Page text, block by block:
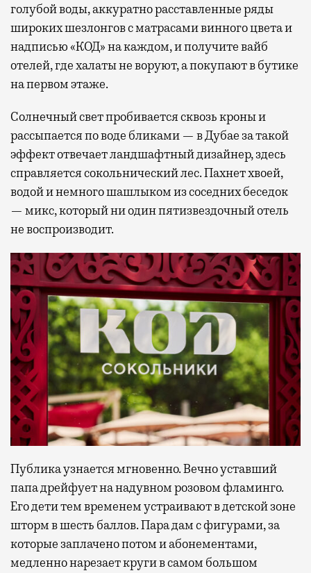
голубой воды, аккуратно расставленные ряды
широких шезлонгов с матрасами винного цвета и
надписью «КОД» на каждом, и получите вайб
отелей, где халаты не воруют, а покупают в бутике
на первом этаже.
Солнечный свет пробивается сквозь кроны и
рассыпается по воде бликами — в Дубае за такой
эффект отвечает ландшафтный дизайнер, здесь
справляется сокольнический лес. Пахнет хвоей,
водой и немного шашлыком из соседних беседок
— микс, который ни один пятизвездочный отель
не воспроизводит.
Публика узнается мгновенно. Вечно уставший
папа дрейфует на надувном розовом фламинго.
Его дети тем временем устраивают в детской зоне
шторм в шесть баллов. Пара дам с фигурами, за
которые заплачено потом и абонементами,
медленно нарезает круги в самом большом